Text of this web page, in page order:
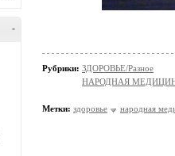
-
Рубрики: ЗДОРОВЬЕ/Разное
НАРОДНАЯ
Метки: здоровье народная